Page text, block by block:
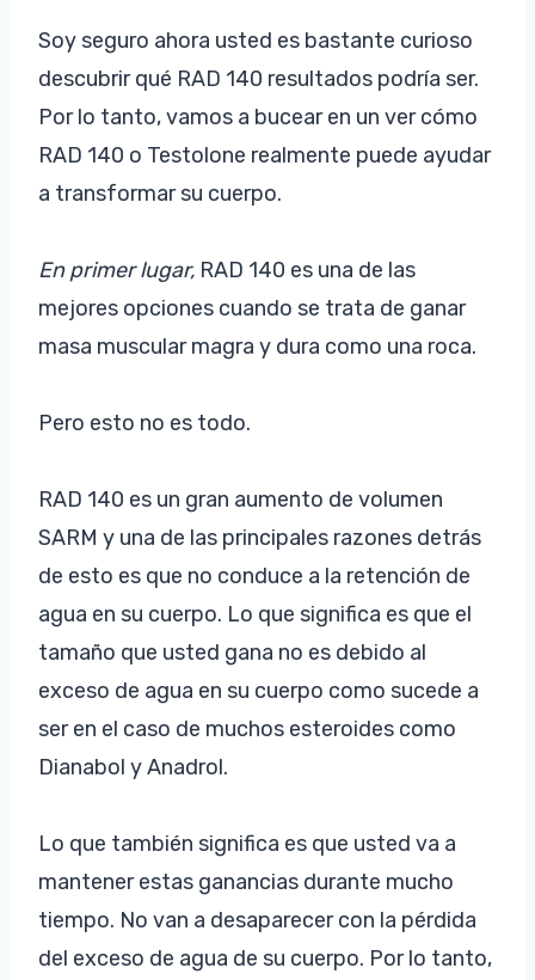
Soy seguro ahora usted es bastante curioso
descubrir qué RAD 140 resultados podría ser.
Por lo tanto, vamos a bucear en un ver cómo
RAD 140 o Testolone realmente puede ayudar
a transformar su cuerpo.
En primer lugar, RAD 140 es una de las
mejores opciones cuando se trata de ganar
masa muscular magra y dura como una roca.
Pero esto no es todo.
RAD 140 es un gran aumento de volumen
SARM y una de las principales razones detrás
de esto es que no conduce a la retención de
agua en su cuerpo. Lo que significa es que el
tamaño que usted gana no es debido al
exceso de agua en su cuerpo como sucede a
ser en el caso de muchos esteroides como
Dianabol y Anadrol.
Lo que también significa es que usted va a
mantener estas ganancias durante mucho
tiempo. No van a desaparecer con la pérdida
del exceso de agua de su cuerpo. Por lo tanto,